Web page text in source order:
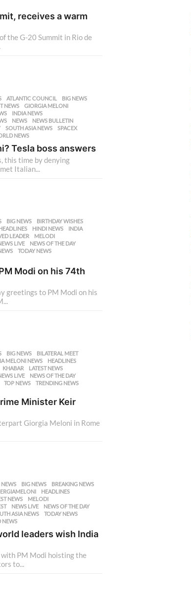
receives a warm
the G-20 Summit in Rio de
,ATLANTIC COUNCIL ,BIG NEWS
NEWS ,GIORGIA MELONI
,INDIA NEWS
,NEWS ,NEWS BULLETIN
,SOUTH ASIA NEWS ,SPACEX
NEWS
Tesla boss answers
this time by denying
Italian...
,BIG NEWS ,BIRTHDAY WISHES
,HINDI NEWS ,INDIA
LEADER ,MELODI
LIVE ,NEWS OF THE DAY
,TODAY NEWS
Modi on his 74th
greetings to PM Modi on his
,BIG NEWS ,BILATERAL MEET
MELONI NEWS ,HEADLINES
,KHABAR ,LATEST NEWS
LIVE ,NEWS OF THE DAY
,TOP NEWS ,TRENDING NEWS
Minister Keir
Giorgia Meloni in Rome
,BIG NEWS ,BREAKING NEWS
,HEADLINES
NEWS ,MELODI
,NEWS LIVE ,NEWS OF THE DAY
ASIA NEWS ,TODAY NEWS
NEWS
leaders wish India
PM Modi hoisting the
to...